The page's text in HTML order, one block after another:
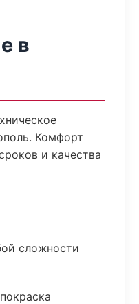
в
Комфорт
и качества
сложности